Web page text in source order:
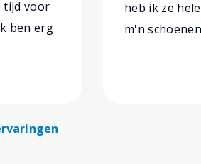
tijd voor
ben erg
heb ik ze
m'n